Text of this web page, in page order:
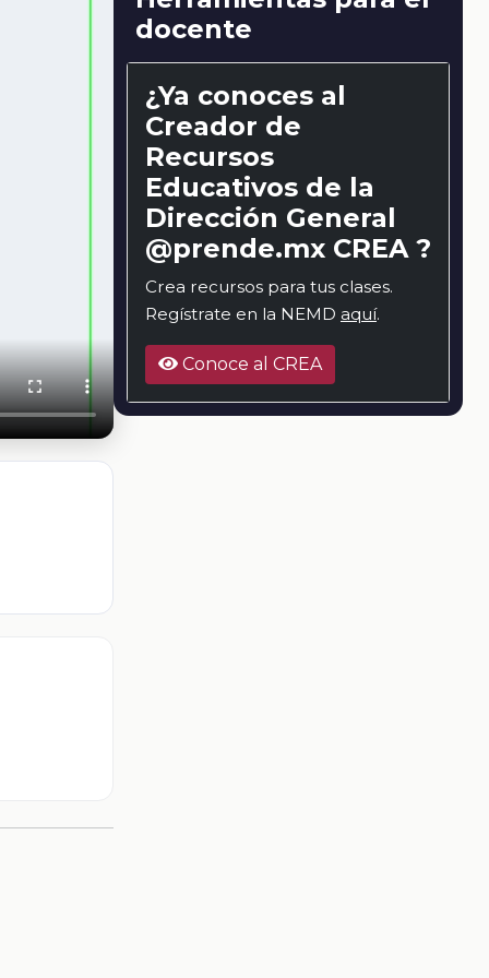
docente
¿Ya conoces al
Creador de
Recursos
Educativos de la
Dirección General
@prende.mx CREA ?
Crea recursos para tus clases.
Regístrate en la NEMD aquí.
Conoce al CREA